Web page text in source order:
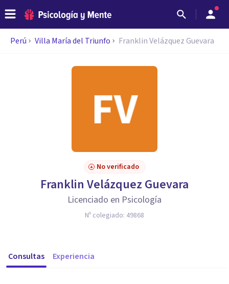
Perú Villa María del Triunfo Franklin Velázquez Guevara
No verificado
Franklin Velázquez Guevara
Licenciado en Psicología
Nº colegiado: 49868
Consultas Experiencia